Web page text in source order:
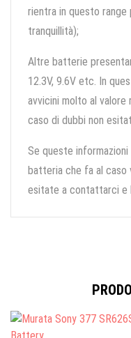
rientra in questo
tranquillità);
Altre batterie
12.3V, 9.6V etc. In
avvicini molto al
caso di dubbi non
Se queste
batteria che fa al caso
esitate a contattarci e